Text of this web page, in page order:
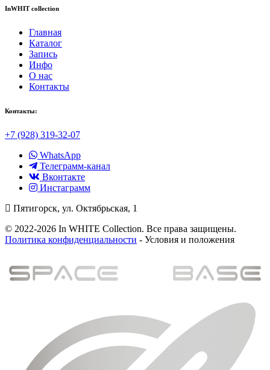
InWHIT collection
Главная
Каталог
Запись
Инфо
О нас
Контакты
Контакты:
+7 (928) 319-32-07
WhatsApp
Телеграмм-канал
Вконтакте
Инстаграмм
Пятигорск, ул. Октябрьская, 1
© 2022-2026 In WHITE Collection. Все права защищены.
Политика конфиденциальности - Условия и положения